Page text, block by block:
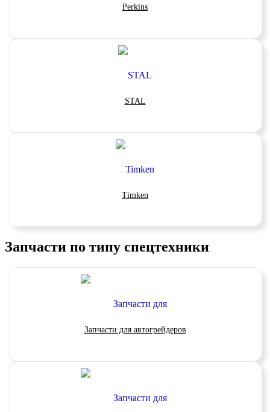
Perkins
STAL
Timken
Запчасти по типу спецтехники
Запчасти для автогрейдеров